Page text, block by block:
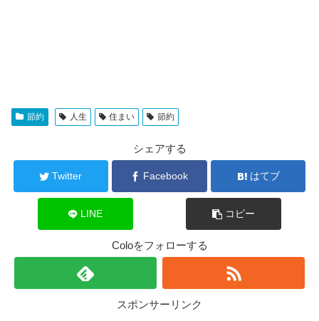
節約 人生 住まい 節約
シェアする
Twitter Facebook はてブ
LINE コピー
Coloをフォローする
スポンサーリンク